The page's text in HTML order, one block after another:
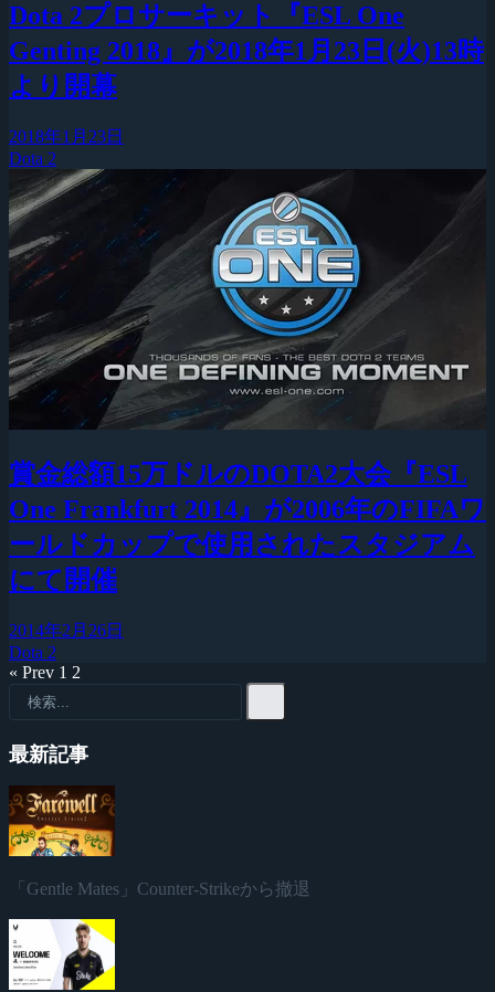
Dota 2プロサーキット『ESL One
Genting 2018』が2018年1月23日(火)13時
より開幕
2018年1月23日
Dota 2
賞金総額15万ドルのDOTA2大会『ESL
One Frankfurt 2014』が2006年のFIFAワ
ールドカップで使用されたスタジアム
にて開催
2014年2月26日
Dota 2
« Prev 1 2
最新記事
「Gentle Mates」Counter-Strikeから撤退